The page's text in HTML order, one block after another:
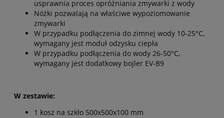
usprawnia proces opróżniania zmywarki z wody
Nóżki pozwalają na właściwe wypoziomowanie
zmywarki
W przypadku podłączenia do zimnej wody 10-25°C,
wymagany jest moduł odzysku ciepła
W przypadku podłączenia do wody 26-50°C,
wymagany jest dodatkowy bojler EV-B9
W zestawie:
1 kosz na szkło 500x500x100 mm